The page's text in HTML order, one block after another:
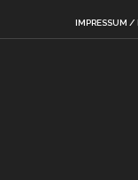
IMPRESSUM /